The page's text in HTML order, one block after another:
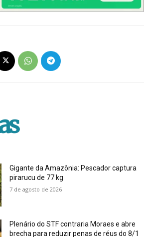
Gigante da Amazônia: Pescador captura
pirarucu de 77 kg
7 de agosto de 2026
Plenário do STF contraria Moraes e abre
brecha para reduzir penas de réus do 8/1